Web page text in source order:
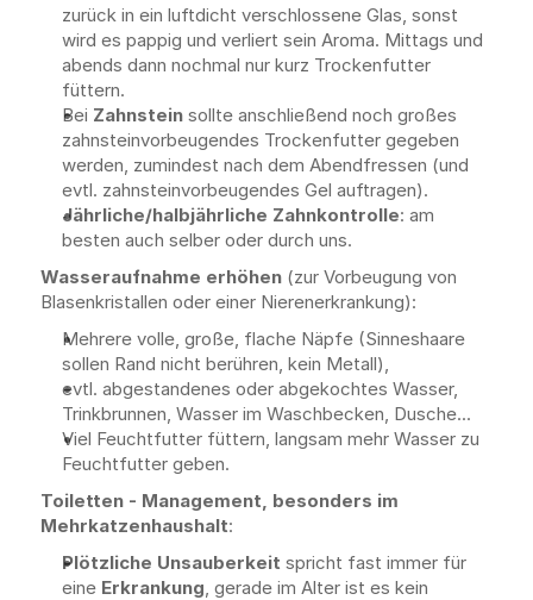
zurück in ein luftdicht verschlossene Glas, sonst
wird es pappig und verliert sein Aroma. Mittags und
abends dann nochmal nur kurz Trockenfutter
füttern.
Bei Zahnstein sollte anschließend noch großes
zahnsteinvorbeugendes Trockenfutter gegeben
werden, zumindest nach dem Abendfressen (und
evtl. zahnsteinvorbeugendes Gel auftragen).
Jährliche/halbjährliche Zahnkontrolle: am
besten auch selber oder durch uns.
Wasseraufnahme erhöhen (zur Vorbeugung von
Blasenkristallen oder einer Nierenerkrankung):
Mehrere volle, große, flache Näpfe (Sinneshaare
sollen Rand nicht berühren, kein Metall),
evtl. abgestandenes oder abgekochtes Wasser,
Trinkbrunnen, Wasser im Waschbecken, Dusche...
Viel Feuchtfutter füttern, langsam mehr Wasser zu
Feuchtfutter geben.
Toiletten - Management, besonders im
Mehrkatzenhaushalt:
Plötzliche Unsauberkeit spricht fast immer für
eine Erkrankung, gerade im Alter ist es kein